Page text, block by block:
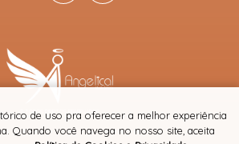
® TODOS DIREITOS RESERVADOS
de uso pra oferecer a melhor experiência
Quando você navega no nosso site, aceita